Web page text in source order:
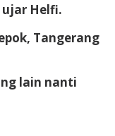
Helfi.
Tangerang
lain nanti